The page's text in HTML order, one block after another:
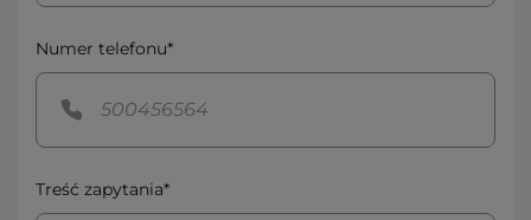
Numer telefonu*
Treść zapytania*